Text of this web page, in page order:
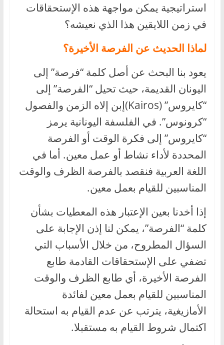
استراتيجية يمكن مواجهة هذه الإستحقاقات
في زمن اللايقين هذا الذي نعيشه؟
لماذا الحديث عن الفرصة الأخيرة؟
يعود بنا البحث عن أصل كلمة “فرصة” إلى
اليونان القديمة، حيث تحيل “الفرصة” إلى
“كايروس” (Kairos)إبن إلاه الزمن والفصول
“كرونوس”. في الفلسفة اليونانية يرمز
“كايروس” إلى فكرة الوقت أو الفرصة
المحددة لأداء نشاط أو عمل معين. أما في
اللغة العربية فنقصد بالفرصة الظرف والوقت
المناسبين للقيام بعمل معين.
إذا أخدنا بعين الإعتبار هذه المعطيات بشأن
كلمة “الفرصة”، يمكن لنا إذن الإجابة على
السؤال المطروح، من خلال الأسباب التي
تضفي على الإستحقاقات القادمة طابع
الفرصة الأخيرة، أي طابع الظرف والوقت
المناسبين للقيام بعمل معين لفائدة
الأمازيغية، يترتب عن عدم القيام به استحالة
اكتمال شروط القيام به مستقبلا.